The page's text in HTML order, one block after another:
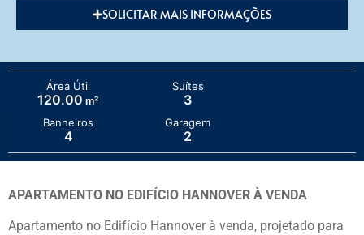
SOLICITAR MAIS INFORMAÇÕES
Área Útil
120.00 m²
Suítes
3
Banheiros
4
Garagem
2
APARTAMENTO NO EDIFÍCIO HANNOVER À VENDA
Apartamento no Edifício Hannover à venda, projetado para